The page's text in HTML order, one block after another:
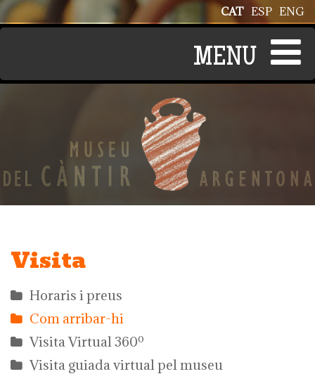
Vés al contingut ENG
ESP
CAT
Visita
Horaris i preus
Com arribar-hi
Visita Virtual 360º
Visita guiada virtual pel museu